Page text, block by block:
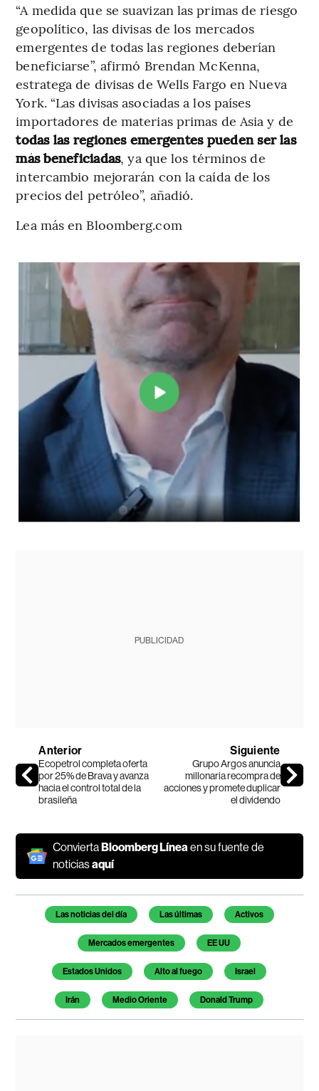
“A medida que se suavizan las primas de riesgo
geopolítico, las divisas de los mercados
emergentes de todas las regiones deberían
beneficiarse”, afirmó Brendan McKenna,
estratega de divisas de Wells Fargo en Nueva
York. “Las divisas asociadas a los países
importadores de materias primas de Asia y de
todas las regiones emergentes pueden ser las
más beneficiadas, ya que los términos de
intercambio mejorarán con la caída de los
precios del petróleo”, añadió.
Lea más en Bloomberg.com
PUBLICIDAD
Anterior
Ecopetrol completa oferta
por 25% de Brava y avanza
hacia el control total de la
brasileña
Siguiente
Grupo Argos anuncia
millonaria recompra de
acciones y promete duplicar
el dividendo
ConviertaBloomberg Líneaen su fuente de
noticiasaquí
Temas de este artículo
Las noticias del día Las últimas Activos
Mercados emergentes EE UU
Estados Unidos Alto al fuego Israel
Irán Medio Oriente Donald Trump